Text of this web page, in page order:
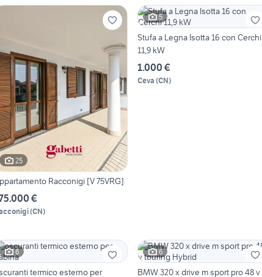
25
Racconigi [V 75VRG]
€
(CN)
5
Stufa a Legna Isotta 16 con Cerchi
11,9 kW
1.000 €
Ceva (CN)
6
termico esterno per
6
BMW 320 x drive m sport pro 48 v